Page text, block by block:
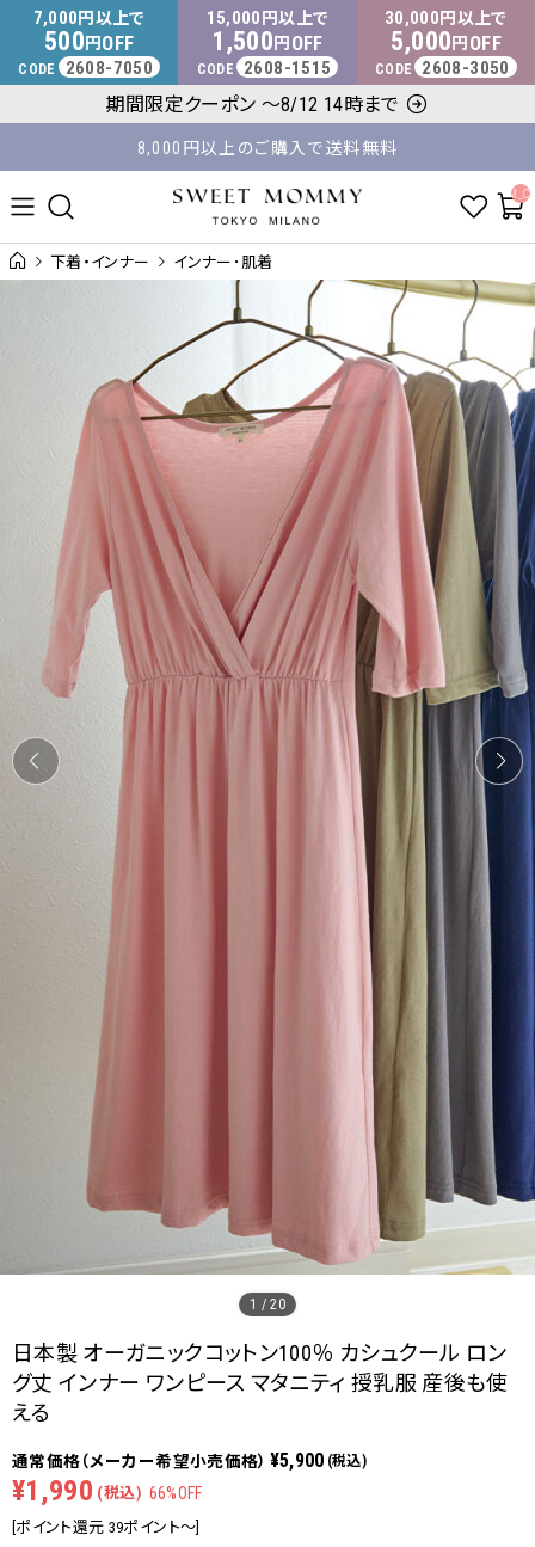
マタニティウェア・授乳服のスウィートマミー
7,000円以上で
500円OFF
CODE 2608-7050
15,000 円以上で
1,500 円 OFF
CODE 2608-1515
30,000 円以上で
5,000 円 OFF
CODE 2608-3050
期間限定クーポン ～8/12 14時まで
8,000円以上のご購入で送料無料
平日14時 / 土日祝12時まで のご注文で当日出荷！
下着・インナー インナー･肌着
1 /20
日本製 オーガニックコットン100％ カシュクール ロン
グ丈 インナー ワンピース マタニティ 授乳服 産後も使
える
¥5,900 (税込)
¥1,990 (税込) 66%OFF
[ポイント還元 39ポイント～]